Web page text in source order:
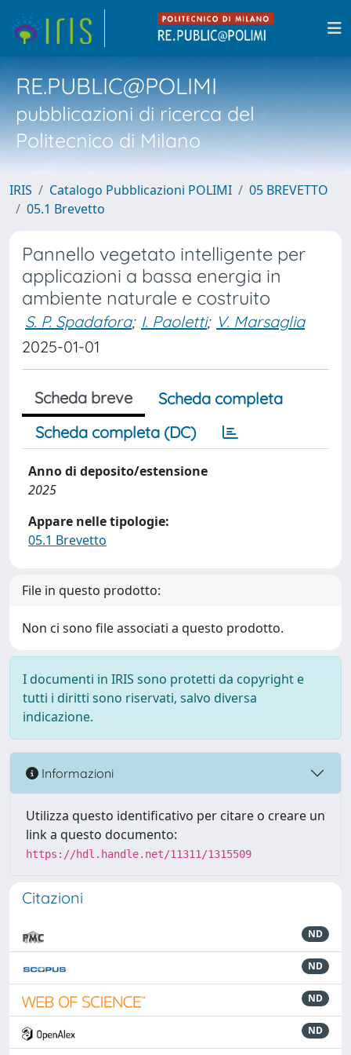
RE.PUBLIC@POLIMI
pubblicazioni di ricerca del
Politecnico di Milano
IRIS Catalogo Pubblicazioni POLIMI
05 BREVETTO
05.1 Brevetto
Pannello vegetato intelligente per
applicazioni a bassa energia in
ambiente naturale e costruito
S. P. Spadafora; I. Paoletti; V. Marsaglia
2025-01-01
Scheda breve
Scheda completa
Scheda completa (DC)
Anno di deposito/estensione
2025
Appare nelle tipologie:
05.1 Brevetto
File in questo prodotto:
Non ci sono file associati a questo prodotto.
I documenti in IRIS sono protetti da copyright e
tutti i diritti sono riservati, salvo diversa
indicazione.
Informazioni
Utilizza questo identificativo per citare o creare un
link a questo documento:
https://hdl.handle.net/11311/1315509
Citazioni
ND
ND
ND
ND